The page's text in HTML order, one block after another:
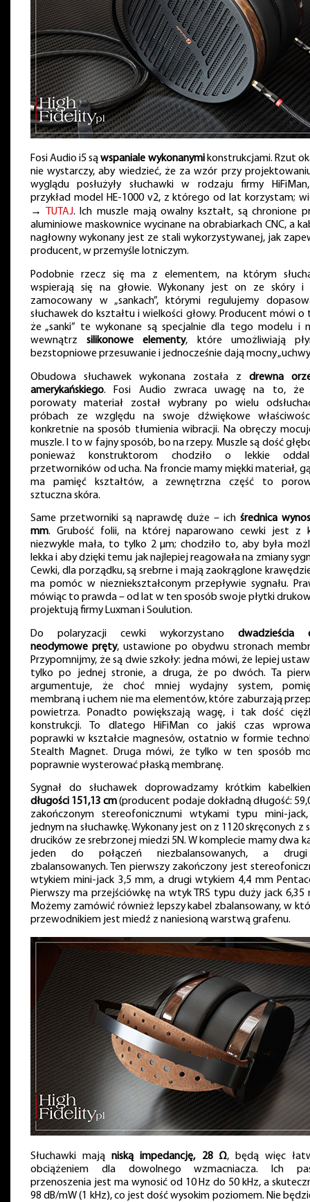
Fosi Audio i5 sąwspaniale wykonanymikonstrukcjami. Rzut
nie wystarczy, aby wiedzieć, że za wzór przy
wyglądu posłużyły słuchawki w rodzaju firmy
przykład model HE-1000 v2, z którego od lat korzystam;
→
TUTAJ. Ich muszle mają owalny kształt, są chronione
aluminiowe maskownice wycinane na obrabiarkach CNC, a
nagłowny wykonany jest ze stali wykorzystywanej, jak
producent, w przemyśle lotniczym.
Podobnie rzecz się ma z elementem, na którym
wspierają się na głowie. Wykonany jest on ze skóry i
zamocowany w „sankach”, którymi regulujemy
słuchawek do kształtu i wielkości głowy. Producent mówi o
że „sanki” te wykonane są specjalnie dla tego modelu i
wewnątrzsilikonowe elementy, które umożliwiają
bezstopniowe przesuwanie i jednocześnie dają mocny
Obudowa słuchawek wykonana została z drewna
amerykańskiego. Fosi Audio zwraca uwagę na to, że
porowaty materiał został wybrany po wielu
próbach ze względu na swoje dźwiękowe
konkretnie na sposób tłumienia wibracji. Na obręczy
muszle. I to w fajny sposób, bo na rzepy. Muszle są dość
ponieważ konstruktorom chodziło o lekkie
przetworników od ucha. Na froncie mamy miękki materiał,
ma pamięć kształtów, a zewnętrzna część to
sztuczna skóra.
Same przetworniki są naprawdę duże – ich średnica
mm. Grubość folii, na której naparowano cewki jest z
niezwykle mała, to tylko 2 μm; chodziło to, aby była
lekka i aby dzięki temu jak najlepiej reagowała na zmiany
Cewki, dla porządku, są srebrne i mają zaokrąglone
ma pomóc w niezniekształconym przepływie sygnału.
mówiąc to prawda – od lat w ten sposób swoje płytki
projektują firmy Luxman i Soulution.
Do polaryzacji cewki wykorzystano dwadzieścia
neodymowe pręty, ustawione po obydwu stronach
Przypomnijmy, że są dwie szkoły: jedna mówi, że lepiej
tylko po jednej stronie, a druga, że po dwóch. Ta
argumentuje, że choć mniej wydajny system,
membraną i uchem nie ma elementów, które zaburzają
powietrza. Ponadto powiększają wagę, i tak dość
konstrukcji. To dlatego HiFiMan co jakiś czas
poprawki w kształcie magnesów, ostatnio w formie
Stealth Magnet. Druga mówi, że tylko w ten sposób
poprawnie wysterować płaską membranę.
Sygnał do słuchawek doprowadzamy krótkim
długości 151,13 cm(producent podaje dokładną długość:
zakończonym stereofonicznumi wtykami typu mini-
jednym na słuchawkę. Wykonany jest on z 1120 skręconych z
drucików ze srebrzonej miedzi 5N. W komplecie mamy dwa
jeden do połączeń niezbalansowanych, a
zbalansowanych. Ten pierwszy zakończony jest
wtykiem mini-jack 3,5 mm, a drugi wtykiem 4,4 mm
Pierwszy ma przejściówkę na wtyk TRS typu duży jack 6,35
Możemy zamówić również lepszy kabel zbalansowany, w
przewodnikiem jest miedź z naniesioną warstwą grafenu.
Słuchawki mająniską impedancję, 28 Ω, będą więc
obciążeniem dla dowolnego wzmacniacza. Ich
przenoszenia jest ma wynosić od 10 Hz do 50 kHz, a
98 dB/mW (1 kHz), co jest dość wysokim poziomem. Nie